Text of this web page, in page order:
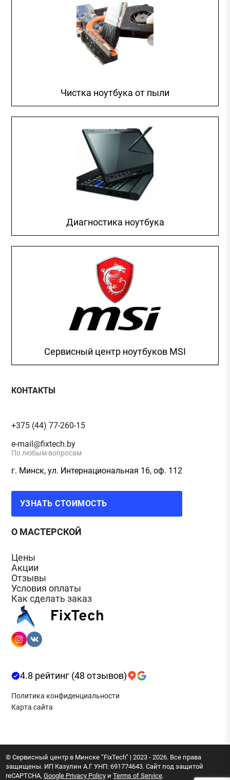
Чистка ноутбука от пыли
Диагностика ноутбука
Сервисный центр ноутбуков MSI
КОНТАКТЫ
+375 (44) 77-260-15
e-mail@fixtech.by
По любым вопросам
г. Минск, ул. Интернациональная 16, оф. 112
УЗНАТЬ СТОИМОСТЬ
О МАСТЕРСКОЙ
Цены
Акции
Отзывы
Условия оплаты
Как сделать заказ
4.8 рейтинг (48 отзывов)
Политика конфиденциальности
Карта сайта
© Сервисный центр в Минске “FixTech” | 2023 - 2026. Все права
защищены. ИП Казулин А.Г УНП: 691774643. Сайт под защитой
reCAPTCHA,Google Privacy Policy иTerms of Service.